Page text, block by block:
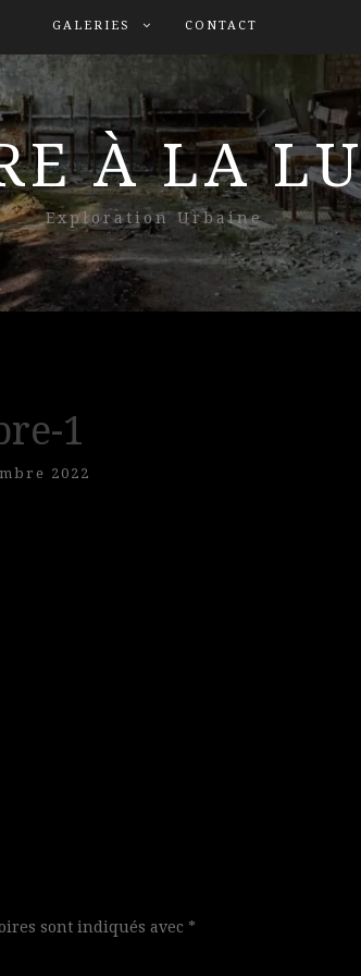
GALERIES CONTACT
À LA
Exploration Urbaine
1
2022
sont indiqués avec *